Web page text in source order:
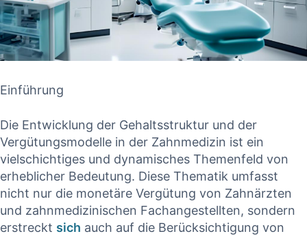
Einführung
Die Entwicklung der Gehaltsstruktur​ und der⁢
Vergütungsmodelle in der Zahnmedizin⁣ ist ein
vielschichtiges und dynamisches Themenfeld von
erheblicher‍ Bedeutung. Diese Thematik umfasst
‍nicht⁤ nur‍ die monetäre Vergütung von Zahnärzten
und zahnmedizinischen Fachangestellten, sondern​
erstreckt ​ sich auch auf⁢ die Berücksichtigung von